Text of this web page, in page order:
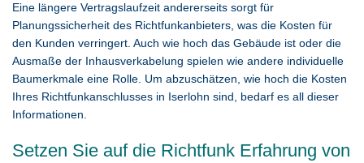
Eine längere Vertragslaufzeit andererseits sorgt für
Planungssicherheit des Richtfunkanbieters, was die Kosten für
den Kunden verringert. Auch wie hoch das Gebäude ist oder die
Ausmaße der Inhausverkabelung spielen wie andere individuelle
Baumerkmale eine Rolle. Um abzuschätzen, wie hoch die Kosten
Ihres Richtfunkanschlusses in Iserlohn sind, bedarf es all dieser
Informationen.
Setzen Sie auf die Richtfunk Erfahrung von